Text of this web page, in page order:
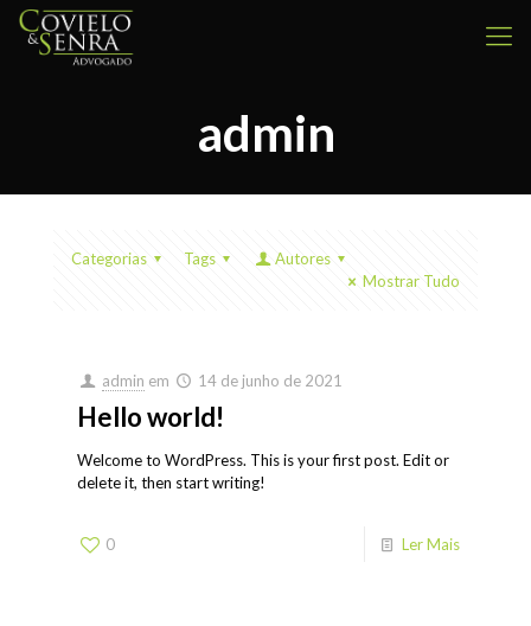
admin
Categorias Tags
Autores
Mostrar Tudo
admin em 14 de junho de 2021
Hello world!
Welcome to WordPress. This is your first post. Edit or
delete it, then start writing!
0 Ler Mais